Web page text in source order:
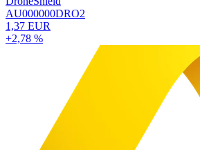
AU000000DRO2
1,37 EUR
+2,78 %